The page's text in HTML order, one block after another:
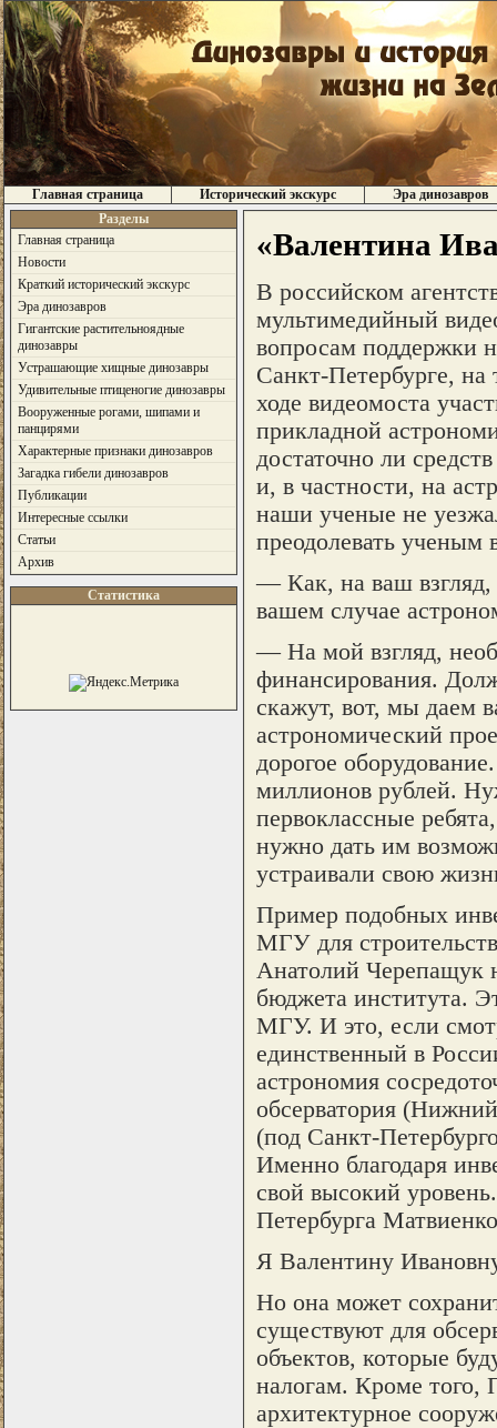
Главная страница Исторический экскурс
Эра динозавров
Разделы
Главная страница
Новости
Краткий исторический экскурс
Эра динозавров
Гигантские растительноядные
динозавры
Устрашающие хищные динозавры
Удивительные птиценогие динозавры
Вооруженные рогами, шипами и
панцирями
Характерные признаки динозавров
Загадка гибели динозавров
Публикации
Интересные ссылки
Статьи
Архив
Статистика
«Валентина
В российском
мультимедийный
вопросам поддержки
Санкт-Петербурге, на
ходе видеомоста
прикладной
достаточно ли
и, в частности, на
наши ученые не
преодолевать ученым
— Как, на ваш взгляд,
вашем случае
— На мой взгляд,
финансирования.
скажут, вот, мы даем
астрономический
дорогое
миллионов рублей.
первоклассные
нужно дать им
устраивали свою
Пример подобных
МГУ для
Анатолий Черепащук
бюджета института.
МГУ. И это, если
единственный в
астрономия
обсерватория
(под Санкт-
Именно благодаря
свой высокий
Петербурга
Я Валентину
Но она может
существуют для
объектов, которые
налогам. Кроме того,
архитектурное